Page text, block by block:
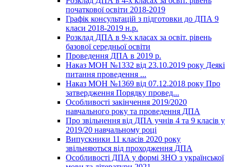
початкової освіти 2018-2019
Графік консультацій з підготовки до ДПА 9
класи 2018-2019 н.р.
Розклад ДПА в 9-х класах за освіт. рівень
базової середньої освіти
Проведення ДПА в 2019 р.
Наказ МОН №1332 від 23.10.2019 року Деякі
питання проведення ...
Наказ МОН №1369 від 07.12.2018 року Про
затвердження Порядку провед...
Особливості закінчення 2019/2020
навчального року та проведення ДПА
Про звільнення від ДПА учнів 4 та 9 класів у
2019/20 навчальному році
Випускники 11 класів 2020 року
звільняються від проходження ДПА
Особливості ДПА у формі ЗНО з української